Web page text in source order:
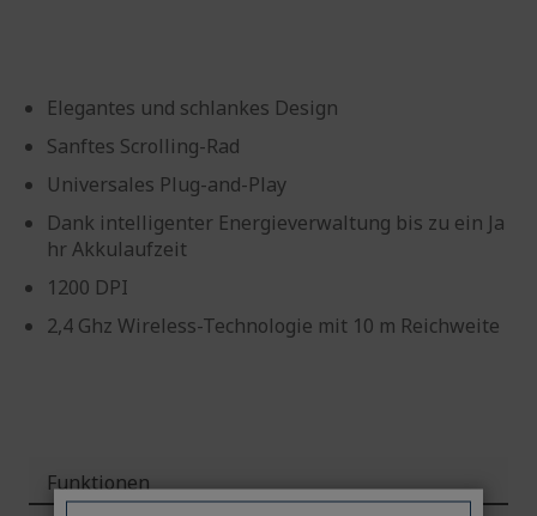
Elegantes und schlankes Design
Sanftes Scrolling-Rad
Universales Plug-and-Play
Dank intelligenter Energieverwaltung bis zu ein Ja
hr Akkulaufzeit
1200 DPI
2,4 Ghz Wireless-Technologie mit 10 m Reichweite
Funktionen